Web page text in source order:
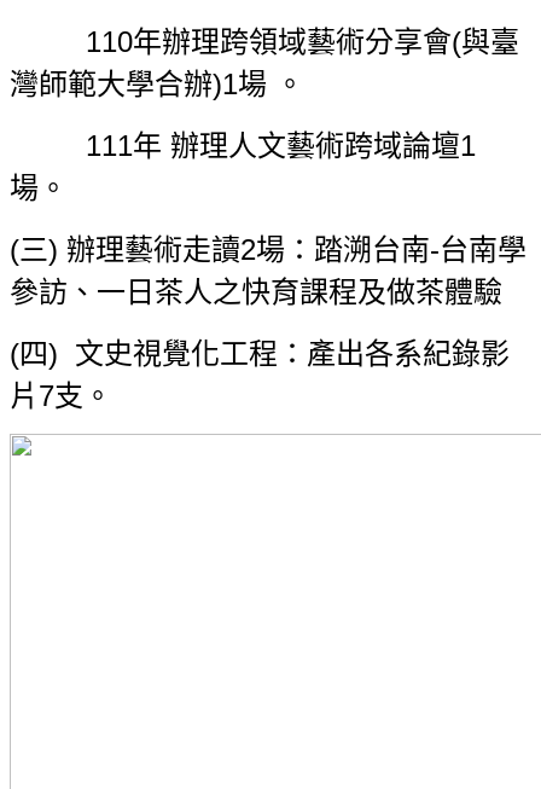
110年辦理跨領域藝術分享會(與臺
灣師範大學合辦)1場 。
111年 辦理人文藝術跨域論壇1
場。
(三) 辦理藝術走讀2場：踏溯台南-台南學
參訪、一日茶人之快育課程及做茶體驗
(四) 文史視覺化工程：產出各系紀錄影
片7支。